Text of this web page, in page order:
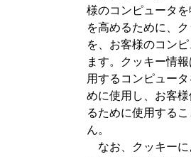
様のコンピュータ
を高めるために、
を、お客様のコン
ます。クッキー情
用するコンピュー
めに使用し、お客
るために使用する
ん。
なお、クッキーに